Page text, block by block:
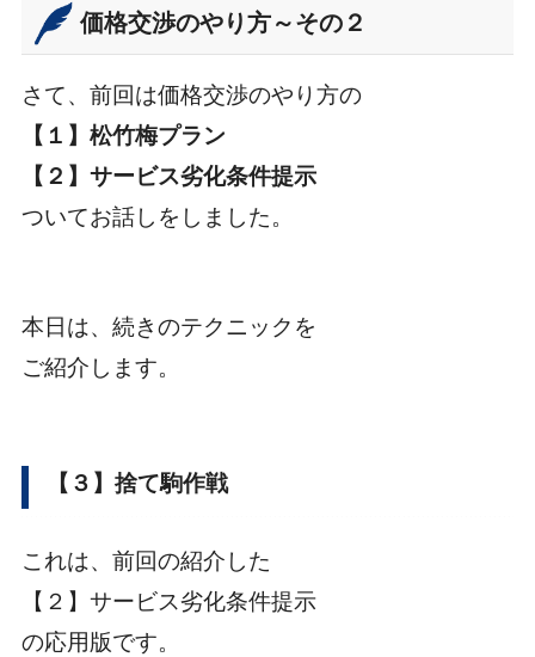
価格交渉のやり方～その２
さて、前回は価格交渉のやり方の
【１】松竹梅プラン
【２】サービス劣化条件提示
ついてお話しをしました。
本日は、続きのテクニックを
ご紹介します。
【３】捨て駒作戦
これは、前回の紹介した
【２】サービス劣化条件提示
の応用版です。